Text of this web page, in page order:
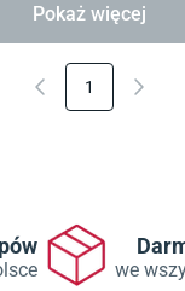
Pokaż więcej
1
we